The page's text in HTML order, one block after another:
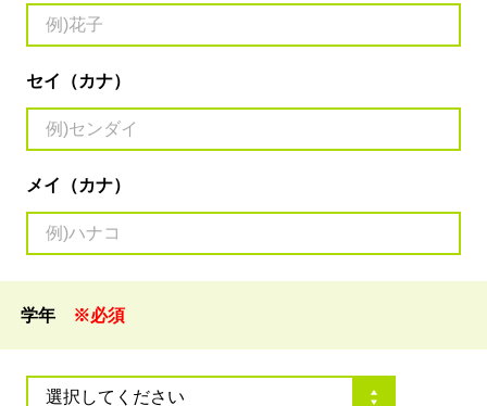
セイ（カナ）
メイ（カナ）
学年 ※必須